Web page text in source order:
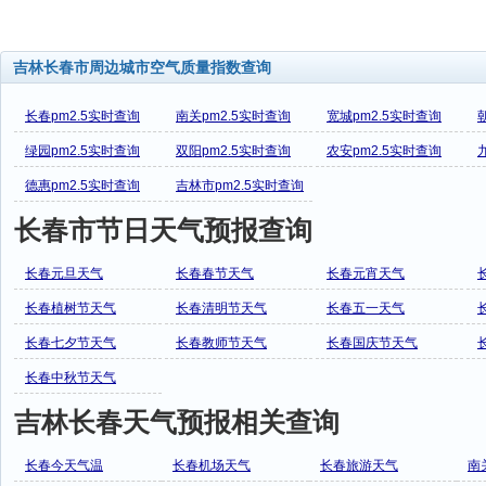
吉林长春市周边城市空气质量指数查询
长春pm2.5实时查询 南关pm2.5实时查询 宽城pm2.5实时查询
绿园pm2.5实时查询 双阳pm2.5实时查询 农安pm2.5实时查询
德惠pm2.5实时查询 吉林市pm2.5实时查询
长春市节日天气预报查询
长春元旦天气 长春春节天气 长春元宵天气
长春植树节天气 长春清明节天气 长春五一天气
长春七夕节天气 长春教师节天气 长春国庆节天气
长春中秋节天气
吉林长春天气预报相关查询
长春今天气温 长春机场天气 长春旅游天气 南